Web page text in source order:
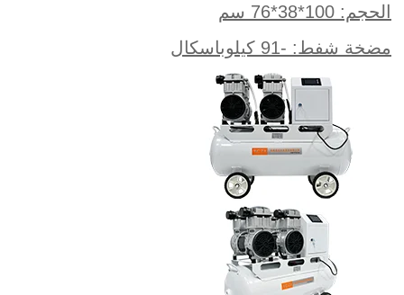
الحجم: 100*38*76 سم
مضخة شفط: -91 كيلوباسكال